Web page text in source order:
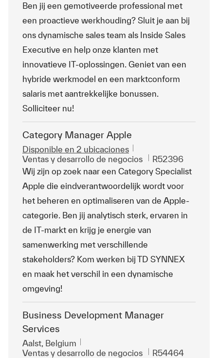
Ben jij een gemotiveerde professional met
een proactieve werkhouding? Sluit je aan bij
ons dynamische sales team als Inside Sales
Executive en help onze klanten met
innovatieve IT-oplossingen. Geniet van een
hybride werkmodel en een marktconform
salaris met aantrekkelijke bonussen.
Solliciteer nu!
Category Manager Apple
Disponible en 2 ubicaciones
Categoría
Ventas y desarrollo de negocios Id. de trabajo
R52396
Wij zijn op zoek naar een Category Specialist
Apple die eindverantwoordelijk wordt voor
het beheren en optimaliseren van de Apple-
categorie. Ben jij analytisch sterk, ervaren in
de IT-markt en krijg je energie van
samenwerking met verschillende
stakeholders? Kom werken bij TD SYNNEX
en maak het verschil in een dynamische
omgeving!
Business Development Manager
Services
Ubicación
Aalst, Belgium
Categoría
Ventas y desarrollo de negocios Id. de trabajo
R54464